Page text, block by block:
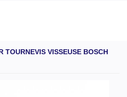
TOURNEVIS VISSEUSE BOSCH